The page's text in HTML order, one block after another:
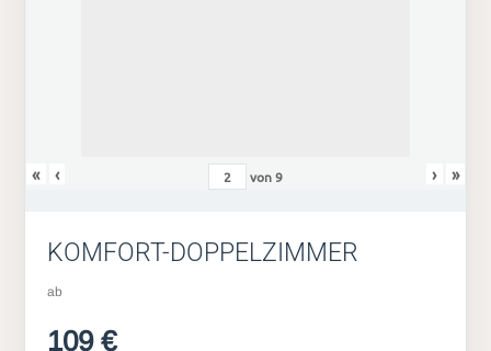
« ‹ von9 › »
KOMFORT-DOPPELZIMMER
ab
109 €